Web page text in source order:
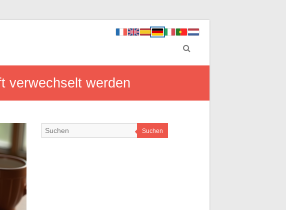
verwechselt werden
Suchen